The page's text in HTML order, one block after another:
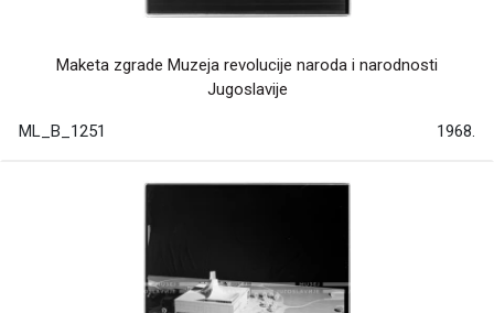
Maketa zgrade Muzeja revolucije naroda i narodnosti
Jugoslavije
ML_B_1251 1968.